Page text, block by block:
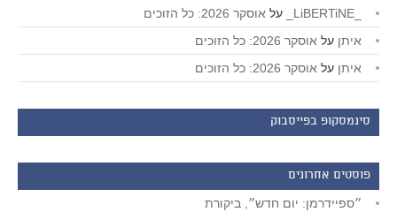
על אוסקר 2026: כל הזוכים
איתן על אוסקר 2026: כל הזוכים
איתן על אוסקר 2026: כל הזוכים
סינמסקופ בפייסבוק
פוסטים אחרונים
״ספיידרמן: יום חדש״, ביקורת